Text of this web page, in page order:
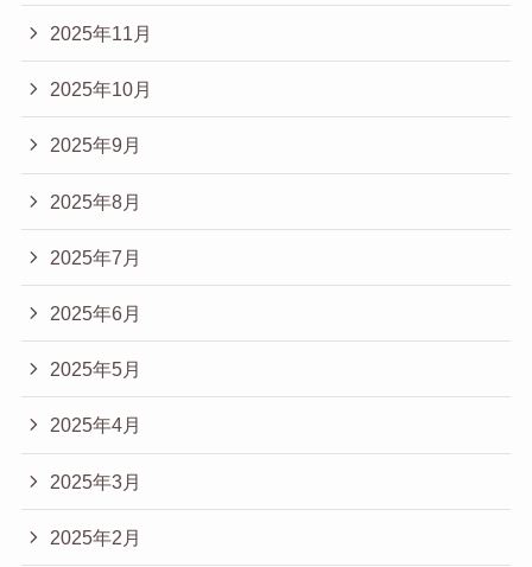
2025年11月
2025年10月
2025年9月
2025年8月
2025年7月
2025年6月
2025年5月
2025年4月
2025年3月
2025年2月